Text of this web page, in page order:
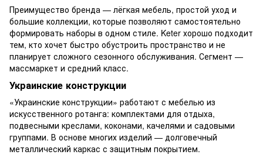
Преимущество бренда — лёгкая мебель, простой уход и
большие коллекции, которые позволяют самостоятельно
формировать наборы в одном стиле. Keter хорошо подходит
тем, кто хочет быстро обустроить пространство и не
планирует сложного сезонного обслуживания. Сегмент —
массмаркет и средний класс.
Украинские конструкции
«Украинские конструкции» работают с мебелью из
искусственного ротанга: комплектами для отдыха,
подвесными креслами, коконами, качелями и садовыми
группами. В основе многих изделий — долговечный
металлический каркас с защитным покрытием.